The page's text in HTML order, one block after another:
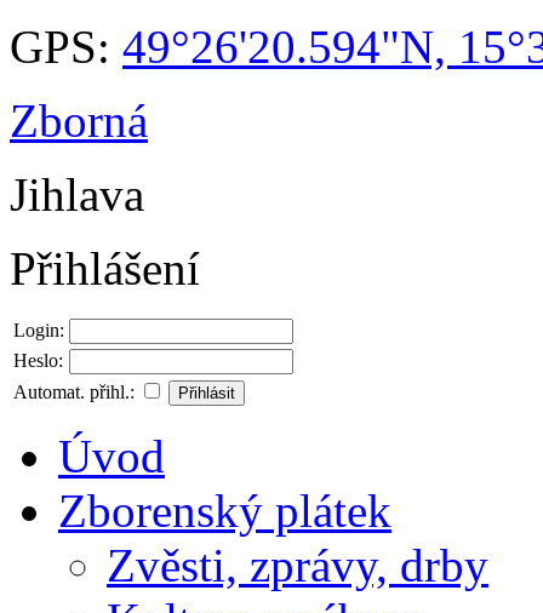
GPS: 49°26'20.594"N,
Zborná
Jihlava
Přihlášení
Login:
Heslo:
Automat. přihl.:
Úvod
Zborenský plátek
Zvěsti, zprávy, drby